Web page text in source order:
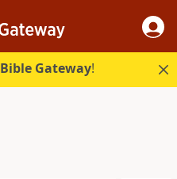
Bible Gateway!